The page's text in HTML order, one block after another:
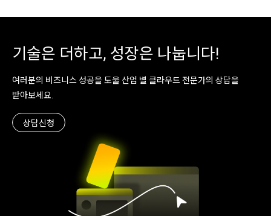
기술은 더하고, 성장은 나눕니다!
여러분의 비즈니스 성공을 도울 산업 별 클라우드 전문가의 상담을
받아보세요.
상담신청